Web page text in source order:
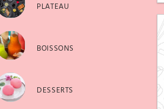
PLATEAU
BOISSONS
DESSERTS